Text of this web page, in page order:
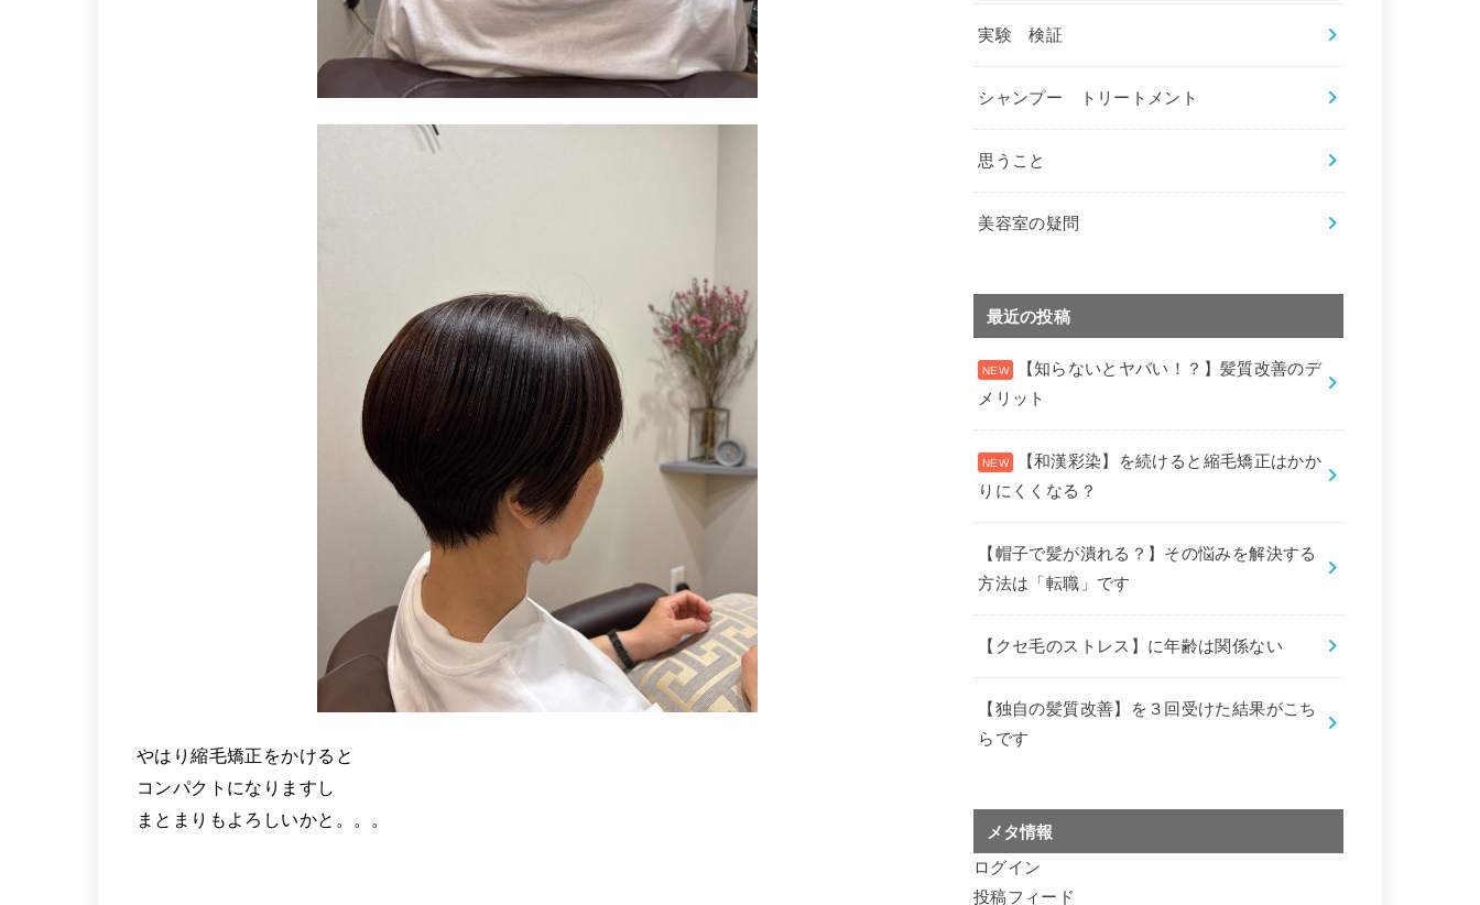
やはり縮毛矯正をかけると
コンパクトになりますし
まとまりもよろしいかと。。。
実験 検証
シャンプー トリートメント
思うこと
美容室の疑問
最近の投稿
【知らないとヤバい！？】髪質改善のデ
メリット
【和漢彩染】を続けると縮毛矯正はかか
りにくくなる？
【帽子で髪が潰れる？】その悩みを解決する
方法は「転職」です
【クセ毛のストレス】に年齢は関係ない
【独自の髪質改善】を３回受けた結果がこち
らです
メタ情報
ログイン
投稿フィード